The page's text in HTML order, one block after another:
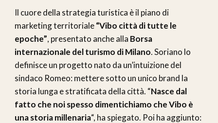
Il cuore della strategia turistica è il piano di
marketing territoriale“Vibo città di tutte le
epoche”, presentato anche alla Borsa
internazionale del turismo di Milano. Soriano lo
definisce un progetto nato da un’intuizione del
sindaco Romeo: mettere sotto un unico brand la
storia lunga e stratificata della città. “Nasce dal
fatto che noi spesso dimentichiamo che Vibo è
una storia millenaria“, ha spiegato. Poi ha aggiunto: